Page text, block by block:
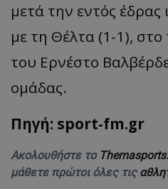
μετά την εντός
με τη Θέλτα (1-1), στο
του Ερνέστο
ομάδας.
Πηγή: sport-fm.gr
Ακολουθήστε το
μάθετε πρώτοι όλες τις